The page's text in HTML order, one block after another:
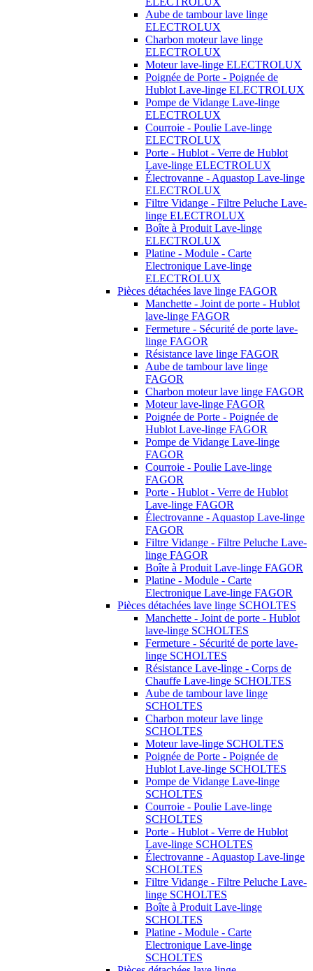
Aube de tambour lave linge
ELECTROLUX
Charbon moteur lave linge
ELECTROLUX
Moteur lave-linge ELECTROLUX
Poignée de Porte - Poignée de
Hublot Lave-linge ELECTROLUX
Pompe de Vidange Lave-linge
ELECTROLUX
Courroie - Poulie Lave-linge
ELECTROLUX
Porte - Hublot - Verre de Hublot
Lave-linge ELECTROLUX
Électrovanne - Aquastop Lave-linge
ELECTROLUX
Filtre Vidange - Filtre Peluche Lave-
linge ELECTROLUX
Boîte à Produit Lave-linge
ELECTROLUX
Platine - Module - Carte
Electronique Lave-linge
ELECTROLUX
Pièces détachées lave linge FAGOR
Manchette - Joint de porte - Hublot
lave-linge FAGOR
Fermeture - Sécurité de porte lave-
linge FAGOR
Résistance lave linge FAGOR
Aube de tambour lave linge
FAGOR
Charbon moteur lave linge FAGOR
Moteur lave-linge FAGOR
Poignée de Porte - Poignée de
Hublot Lave-linge FAGOR
Pompe de Vidange Lave-linge
FAGOR
Courroie - Poulie Lave-linge
FAGOR
Porte - Hublot - Verre de Hublot
Lave-linge FAGOR
Électrovanne - Aquastop Lave-linge
FAGOR
Filtre Vidange - Filtre Peluche Lave-
linge FAGOR
Boîte à Produit Lave-linge FAGOR
Platine - Module - Carte
Electronique Lave-linge FAGOR
Pièces détachées lave linge SCHOLTES
Manchette - Joint de porte - Hublot
lave-linge SCHOLTES
Fermeture - Sécurité de porte lave-
linge SCHOLTES
Résistance Lave-linge - Corps de
Chauffe Lave-linge SCHOLTES
Aube de tambour lave linge
SCHOLTES
Charbon moteur lave linge
SCHOLTES
Moteur lave-linge SCHOLTES
Poignée de Porte - Poignée de
Hublot Lave-linge SCHOLTES
Pompe de Vidange Lave-linge
SCHOLTES
Courroie - Poulie Lave-linge
SCHOLTES
Porte - Hublot - Verre de Hublot
Lave-linge SCHOLTES
Électrovanne - Aquastop Lave-linge
SCHOLTES
Filtre Vidange - Filtre Peluche Lave-
linge SCHOLTES
Boîte à Produit Lave-linge
SCHOLTES
Platine - Module - Carte
Electronique Lave-linge
SCHOLTES